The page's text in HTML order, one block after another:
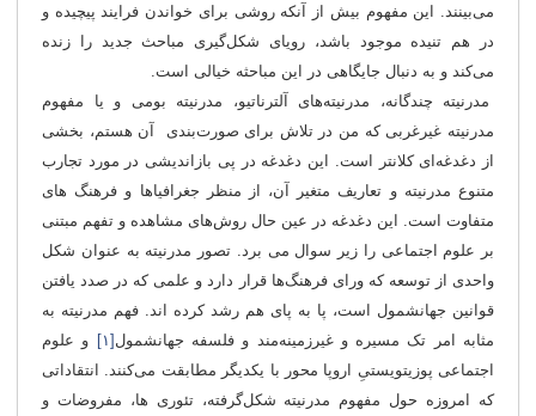
می‌بینند. این مفهوم بیش از آنکه روشی برای خواندن فرایند پیچیده و
در هم تنیده موجود باشد، رویای شکل‌گیری مباحث جدید را زنده
می‌کند و به دنبال جایگاهی در این مباحثه خیالی است.
مدرنیته چندگانه، مدرنیته‌های آلترناتیو، مدرنیته بومی و یا مفهوم
مدرنیته غیرغربی که من در تلاش برای صورت‌بندی آن هستم، بخشی
از دغدغه‌ای کلانتر است. این دغدغه در پی بازاندیشی در مورد تجارب
متنوع مدرنیته و تعاریف متغیر آن، از منظر جغرافیاها و فرهنگ های
متفاوت است. این دغدغه در عین حال روش‌های مشاهده و تفهم مبتنی
بر علوم اجتماعی را زیر سوال می برد. تصور مدرنیته به عنوان شکل
واحدی از توسعه که ورای فرهنگ‌ها قرار دارد و علمی که در صدد یافتن
قوانین جهانشمول است، پا به پای هم رشد کرده اند. فهم مدرنیته به
مثابه امر تک مسیره و غیرزمینه‌مند و فلسفه جهانشمول [۱] و علوم
اجتماعی پوزیتویستیِ اروپا محور با یکدیگر مطابقت می‌کنند. انتقاداتی
که امروزه حول مفهوم مدرنیته شکل‌گرفته، تئوری ها، مفروضات و